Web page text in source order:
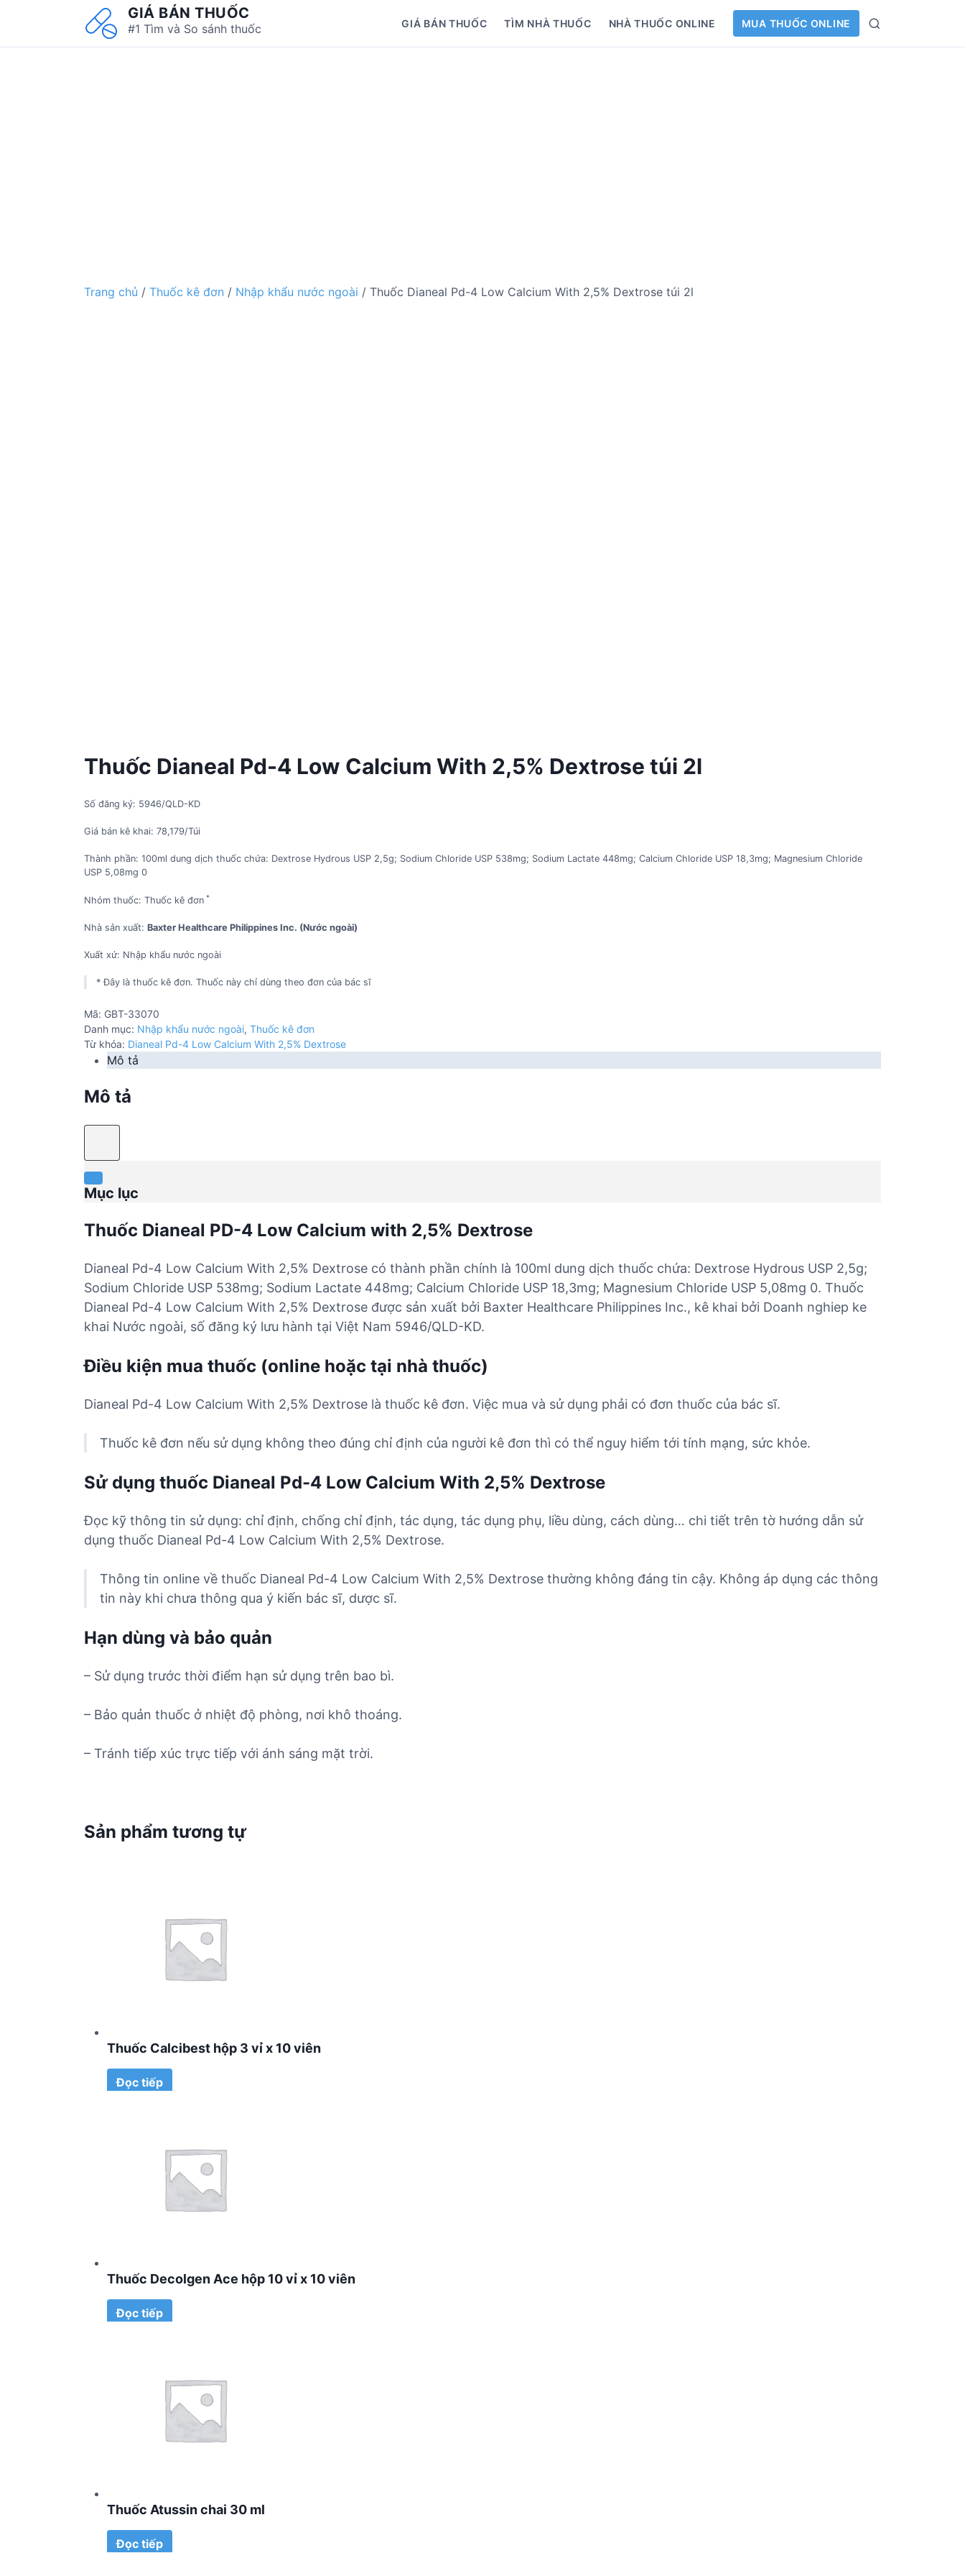
GIÁ BÁN THUỐC
#1 Tìm và So sánh thuốc GIÁ BÁN THUỐC TÌM NHÀ THUỐC NHÀ THUỐC ONLINE MUA THUỐC ONLINE
S
Trang chủ / Thuốc kê đơn / Nhập khẩu nước ngoài / Thuốc Dianeal Pd-4 Low Calcium With 2,5% Dextrose túi 2l
Thuốc Dianeal Pd-4 Low Calcium With 2,5% Dextrose túi 2l
Số đăng ký: 5946/QLD-KD
Giá bán kê khai: 78,179/Túi
Thành phần: 100ml dung dịch thuốc chứa: Dextrose Hydrous USP 2,5g; Sodium Chloride USP 538mg; Sodium Lactate 448mg; Calcium Chloride USP 18,3mg; Magnesium Chloride
USP 5,08mg 0
Nhóm thuốc: Thuốc kê đơn *
Nhà sản xuất: Baxter Healthcare Philippines Inc. (Nước ngoài)
Xuất xứ: Nhập khẩu nước ngoài
* Đây là thuốc kê đơn. Thuốc này chỉ dùng theo đơn của bác sĩ
Mã: GBT-33070
Danh mục: Nhập khẩu nước ngoài, Thuốc kê đơn
Từ khóa: Dianeal Pd-4 Low Calcium With 2,5% Dextrose
Mô tả
Mô tả
Mục lục
Thuốc Dianeal PD-4 Low Calcium with 2,5% Dextrose
Dianeal Pd-4 Low Calcium With 2,5% Dextrose có thành phần chính là 100ml dung dịch thuốc chứa: Dextrose Hydrous USP 2,5g;
Sodium Chloride USP 538mg; Sodium Lactate 448mg; Calcium Chloride USP 18,3mg; Magnesium Chloride USP 5,08mg 0. Thuốc
Dianeal Pd-4 Low Calcium With 2,5% Dextrose được sản xuất bởi Baxter Healthcare Philippines Inc., kê khai bởi Doanh nghiep ke
khai Nước ngoài, số đăng ký lưu hành tại Việt Nam 5946/QLD-KD.
Điều kiện mua thuốc (online hoặc tại nhà thuốc)
Dianeal Pd-4 Low Calcium With 2,5% Dextrose là thuốc kê đơn. Việc mua và sử dụng phải có đơn thuốc của bác sĩ.
Thuốc kê đơn nếu sử dụng không theo đúng chỉ định của người kê đơn thì có thể nguy hiểm tới tính mạng, sức khỏe.
Sử dụng thuốc Dianeal Pd-4 Low Calcium With 2,5% Dextrose
Đọc kỹ thông tin sử dụng: chỉ định, chống chỉ định, tác dụng, tác dụng phụ, liều dùng, cách dùng… chi tiết trên tờ hướng dẫn sử
dụng thuốc Dianeal Pd-4 Low Calcium With 2,5% Dextrose.
Thông tin online về thuốc Dianeal Pd-4 Low Calcium With 2,5% Dextrose thường không đáng tin cậy. Không áp dụng các thông
tin này khi chưa thông qua ý kiến bác sĩ, dược sĩ.
Hạn dùng và bảo quản
– Sử dụng trước thời điểm hạn sử dụng trên bao bì.
– Bảo quản thuốc ở nhiệt độ phòng, nơi khô thoáng.
– Tránh tiếp xúc trực tiếp với ánh sáng mặt trời.
Sản phẩm tương tự
Thuốc Calcibest hộp 3 vỉ x 10 viên
Đọc tiếp
Thuốc Decolgen Ace hộp 10 vỉ x 10 viên
Đọc tiếp
Thuốc Atussin chai 30 ml
Đọc tiếp